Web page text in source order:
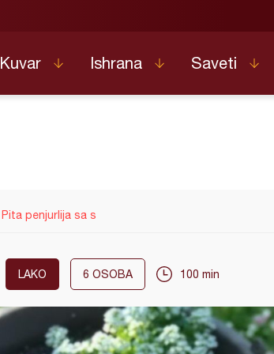
Kuvar Ishrana Saveti
Pita penjurlija sa s
LAKO 6 OSOBA 100 min